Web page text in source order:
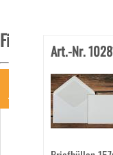
Filter
Art
Art.-Nr.